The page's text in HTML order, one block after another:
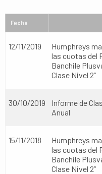
Fecha
12/11/2019
Humphreys
las cuotas del
Banchile
Clase Nivel 2”
30/10/2019
Informe de
Anual
15/11/2018
Humphreys
las cuotas del
Banchile
Clase Nivel 2”